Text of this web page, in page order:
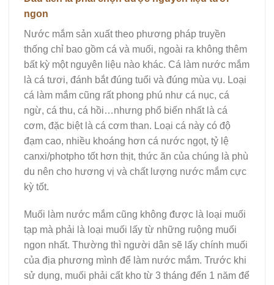
ngon
Nước mắm sản xuất theo phương pháp truyền
thống chỉ bao gồm cá và muối, ngoài ra không thêm
bất kỳ một nguyên liệu nào khác. Cá làm nước mắm
là cá tươi, đánh bắt đúng tuổi và đúng mùa vụ. Loại
cá làm mắm cũng rất phong phú như cá nục, cá
ngừ, cá thu, cá hồi…nhưng phổ biến nhất là cá
cơm, đặc biệt là cá cơm than. Loại cá này có độ
đạm cao, nhiều khoáng hơn cá nước ngọt, tỷ lệ
canxi/photpho tốt hơn thịt, thức ăn của chúng là phù
du nên cho hương vị và chất lượng nước mắm cực
kỳ tốt.
Muối làm nước mắm cũng không được là loại muối
tạp mà phải là loại muối lấy từ những ruộng muối
ngon nhất. Thường thì người dân sẽ lấy chính muối
của địa phương mình để làm nước mắm. Trước khi
sử dụng, muối phải cất kho từ 3 tháng đến 1 năm để